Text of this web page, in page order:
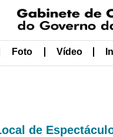
Foto Vídeo
de